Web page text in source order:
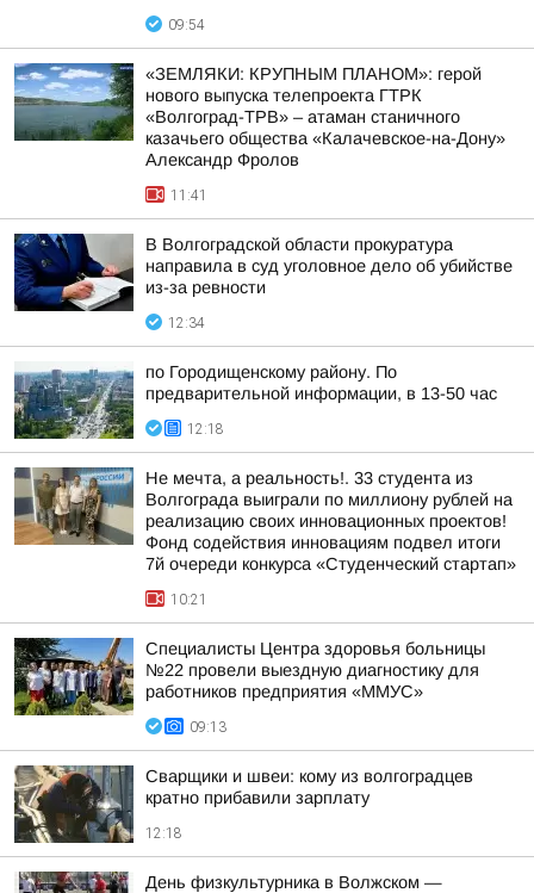
09:54
«ЗЕМЛЯКИ: КРУПНЫМ ПЛАНОМ»: герой
нового выпуска телепроекта ГТРК
«Волгоград-ТРВ» – атаман станичного
казачьего общества «Калачевское-на-Дону»
Александр Фролов
11:41
В Волгоградской области прокуратура
направила в суд уголовное дело об убийстве
из-за ревности
12:34
по Городищенскому району. По
предварительной информации, в 13-50 час
12:18
Не мечта, а реальность!. 33 студента из
Волгограда выиграли по миллиону рублей на
реализацию своих инновационных проектов!
Фонд содействия инновациям подвел итоги
7й очереди конкурса «Студенческий стартап»
10:21
Специалисты Центра здоровья больницы
№22 провели выездную диагностику для
работников предприятия «ММУС»
09:13
Сварщики и швеи: кому из волгоградцев
кратно прибавили зарплату
12:18
День физкультурника в Волжском —